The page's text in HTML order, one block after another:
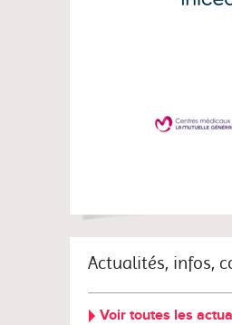
Actualités, infos,
Voir toutes les